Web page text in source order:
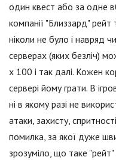
один квест або за одне
компанії "Близзард" рейт
ніколи не було і навряд
серверах (яких безліч)
х 100 і так далі. Кожен
сервері йому грати. В
ні в якому разі не
атаки, захисту,
помилка, за якої дуже
зрозуміло, що таке